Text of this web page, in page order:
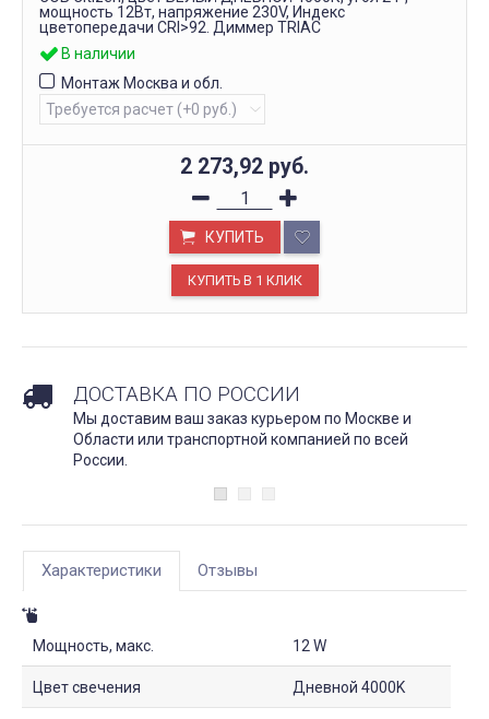
мощность 12Вт, напряжение 230V, Индекс
цветопередачи CRI>92. Диммер TRIAC
В наличии
Монтаж Москва и обл.
2 273,92 руб.
КУПИТЬ
ДОСТАВКА ПО РОССИИ
Мы доставим ваш заказ курьером по Москве и
Области или транспортной компанией по всей
России.
Характеристики Отзывы
Мощность, макс. 12 W
Цвет свечения Дневной 4000K